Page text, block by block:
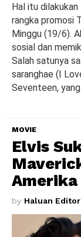
Hal itu
rangka promosi
Minggu (19/6).
sosial dan
Salah satunya
saranghae (I
Seventeen,
MOVIE
Elvis
Amerika
by Haluan Editor